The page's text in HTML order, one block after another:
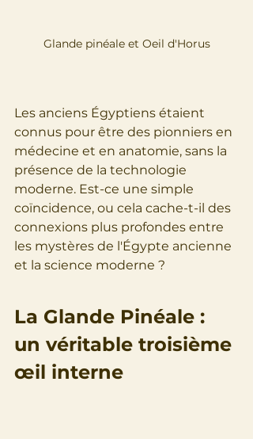
Glande pinéale et Oeil d'Horus
Les anciens Égyptiens étaient
connus pour être des pionniers en
médecine et en anatomie, sans la
présence de la technologie
moderne. Est-ce une simple
coïncidence, ou cela cache-t-il des
connexions plus profondes entre
les mystères de l'Égypte ancienne
et la science moderne ?
La Glande Pinéale :
un véritable troisième
œil interne